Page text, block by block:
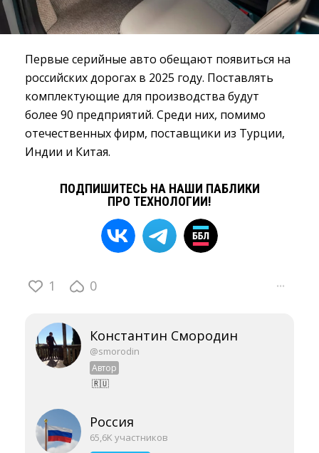
Первые серийные авто обещают появиться на
российских дорогах в 2025 году. Поставлять
комплектующие для производства будут
более 90 предприятий. Среди них, помимо
отечественных фирм, поставщики из Турции,
Индии и Китая.
ПОДПИШИТЕСЬ НА НАШИ ПАБЛИКИ
ПРО ТЕХНОЛОГИИ!
1 0 ···
Константин Смородин
@smorodin
Автор
🇷🇺
Россия
65,6K участников